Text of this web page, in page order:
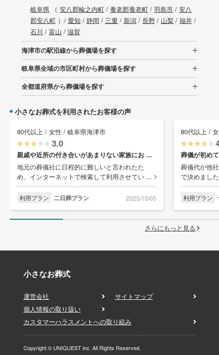
岐阜県（ 安八郡輪之内町/ 養老郡養老町/ 羽島市/ 安八
郡安八町）/ 愛知 / 静岡 / 三重/ 新潟/ 長野/ 山梨 / 福井/
石川 / 富山 / 滋賀
海津市の駅沿線から葬儀場を探す
岐阜県全域の市区町村から葬儀場を探す
全都道府県から葬儀場を探す
小さなお葬式を利用されたお客様の声
80代以上 / 女性 / 岐阜県海津市
3.0
親戚や近所の付き合いがあまりない家族にお ...
地元の葬儀社に日程的に難しいと言われたた
め、インターネットで検索して利用させてい ...
利用プラン 二日葬プラン 2025/10/05
80代以上 /
葬儀が初め
葬儀代が他
で決めまし
利用プラン
さらにもっと見る
小さなお葬式
運営会社
サイトマップ
個人情報の取り扱い
カスタマーハラスメントへの取り組み
Copyright © UNIQUEST inc. All Rights Reserved.